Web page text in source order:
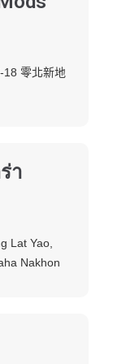
18 零北新地
า
Lat Yao,
Nakhon